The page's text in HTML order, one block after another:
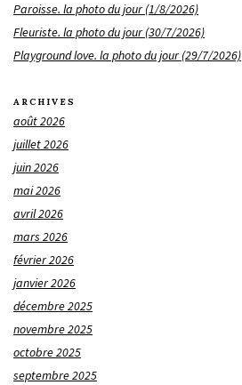
Paroisse. la photo du jour (1/8/2026)
Fleuriste. la photo du jour (30/7/2026)
Playground love. la photo du jour (29/7/2026)
ARCHIVES
août 2026
juillet 2026
juin 2026
mai 2026
avril 2026
mars 2026
février 2026
janvier 2026
décembre 2025
novembre 2025
octobre 2025
septembre 2025